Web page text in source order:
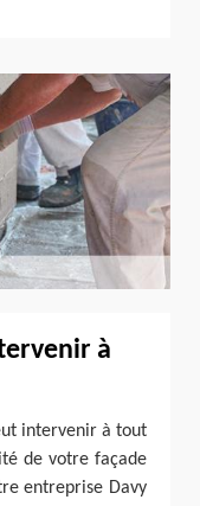
à
intervenir à tout
de votre façade
entreprise Davy